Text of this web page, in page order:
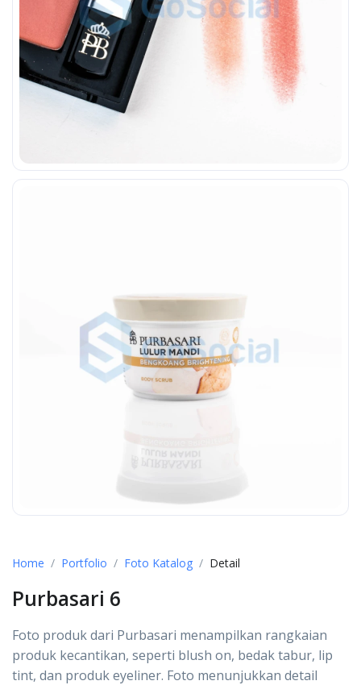
Home Portfolio Foto Katalog Detail
Purbasari 6
Foto produk dari Purbasari menampilkan rangkaian
produk kecantikan, seperti blush on, bedak tabur, lip
tint, dan produk eyeliner. Foto menunjukkan detail